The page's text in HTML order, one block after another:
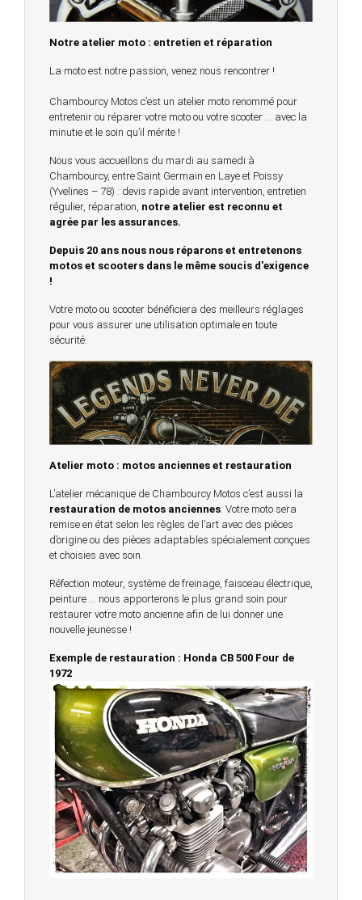
Notre atelier moto : entretien et réparation
La moto est notre passion, venez nous rencontrer !
Chambourcy Motos c’est un atelier moto renommé pour
entretenir ou réparer votre moto ou votre scooter … avec la
minutie et le soin qu’il mérite !
Nous vous accueillons du mardi au samedi à
Chambourcy, entre Saint Germain en Laye et Poissy
(Yvelines – 78) : devis rapide avant intervention, entretien
régulier, réparation, notre atelier est reconnu et
agrée par les assurances.
Depuis 20 ans nous nous réparons et entretenons
motos et scooters dans le même soucis d'exigence
!
Votre moto ou scooter bénéficiera des meilleurs réglages
pour vous assurer une utilisation optimale en toute
sécurité.
Atelier moto : motos anciennes et restauration
L’atelier mécanique de Chambourcy Motos c’est aussi la
restauration de motos anciennes . Votre moto sera
remise en état selon les règles de l’art avec des pièces
d’origine ou des pièces adaptables spécialement conçues
et choisies avec soin.
Réfection moteur, système de freinage, faisceau électrique,
peinture … nous apporterons le plus grand soin pour
restaurer votre moto ancienne afin de lui donner une
nouvelle jeunesse !
Exemple de restauration : Honda CB 500 Four de
1972
© 2023 -Chambourcy Motos 78 - 7bis chemin de la
Forêt - 78240 - Chambourcy -
Garage Motos et Scooters depuis 20 ans à votre
service entre Saint Germain en Laye et Poissy
Achat de motos et scooters - Dépôt vente - Réparation
- Concessionnaire Voge - Concessionnaire
Multimarques